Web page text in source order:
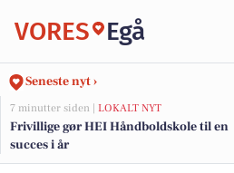
VORES Egå
Seneste nyt ›
7 minutter siden | LOKALT NYT
Frivillige gør HEI Håndboldskole til en
succes i år